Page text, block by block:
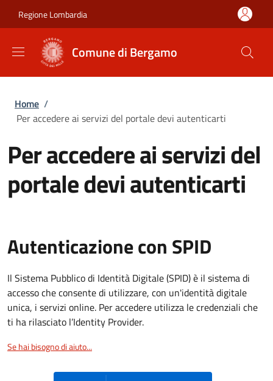
Regione Lombardia
Comune di Bergamo
Briciole di pane
Home /
Per accedere ai servizi del portale devi autenticarti
Per accedere ai servizi del
portale devi autenticarti
Autenticazione con SPID
Il Sistema Pubblico di Identità Digitale (SPID) è il sistema di
accesso che consente di utilizzare, con un'identità digitale
unica, i servizi online. Per accedere utilizza le credenziali che
ti ha rilasciato l’Identity Provider.
Se hai bisogno di aiuto...